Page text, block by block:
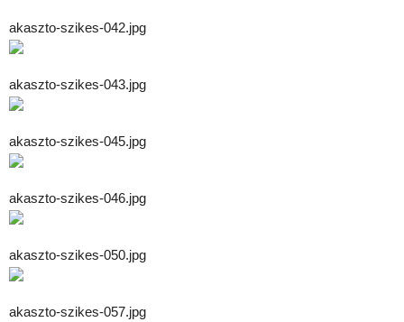
akaszto-szikes-042.jpg
akaszto-szikes-043.jpg
akaszto-szikes-045.jpg
akaszto-szikes-046.jpg
akaszto-szikes-050.jpg
akaszto-szikes-057.jpg